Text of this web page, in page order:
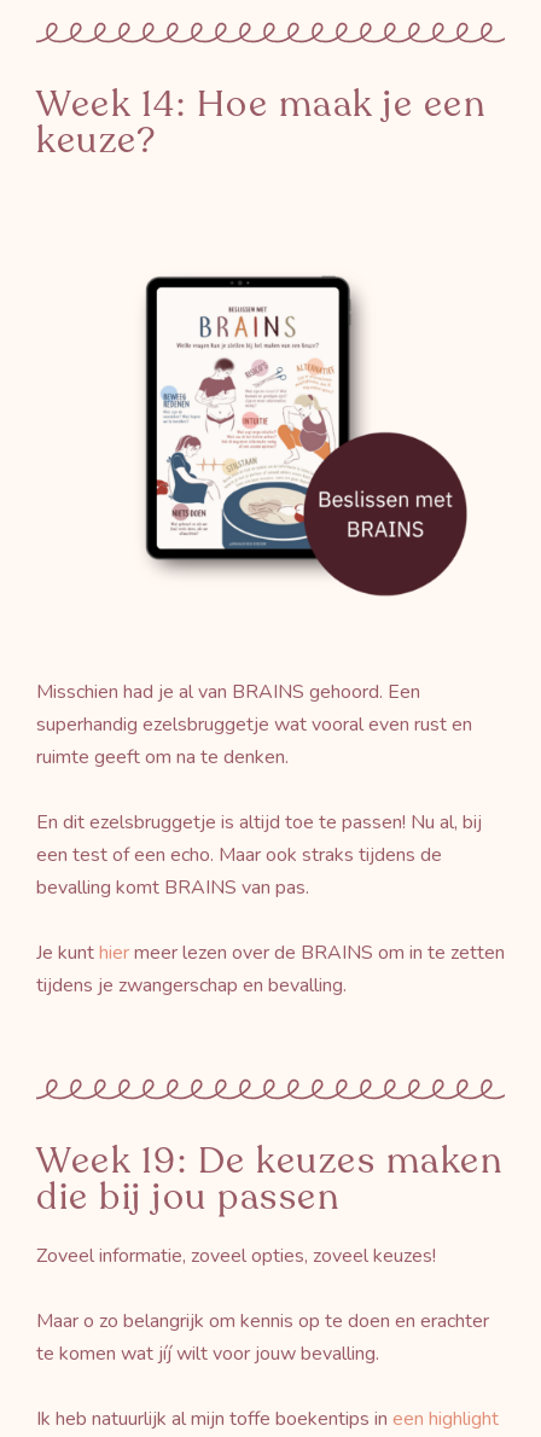
Week 14: Hoe maak je een
keuze?
Misschien had je al van BRAINS gehoord. Een
superhandig ezelsbruggetje wat vooral even rust en
ruimte geeft om na te denken.
En dit ezelsbruggetje is altijd toe te passen! Nu al, bij
een test of een echo. Maar ook straks tijdens de
bevalling komt BRAINS van pas.
Je kunthiermeer lezen over de BRAINS om in te zetten
tijdens je zwangerschap en bevalling.
Week 19: De keuzes maken
die bij jou passen
Zoveel informatie, zoveel opties, zoveel keuzes!
Maar o zo belangrijk om kennis op te doen en erachter
te komen wat jíj wilt voor jouw bevalling.
Ik heb natuurlijk al mijn toffe boekentips in een highlight